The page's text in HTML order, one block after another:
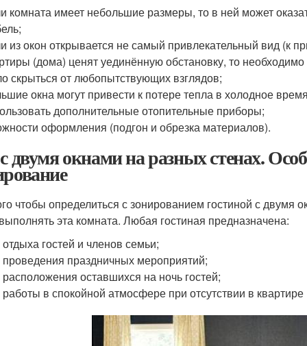
комната имеет небольшие размеры, то в ней может
из окон открывается не самый привлекательный вид (к
(дома) ценят уединённую обстановку, то
скрыться от любопытствующих взглядов;
окна могут привести к потере тепла в холодное
дополнительные отопительные приборы;
оформления (подгон и обрезка материалов).
двумя окнами на разных стенах.
чтобы определиться с зонированием гостиной с двумя
эта комната. Любая гостиная предназначена:
гостей и членов семьи;
праздничных мероприятий;
оставшихся на ночь гостей;
в спокойной атмосфере при отсутствии в квартире